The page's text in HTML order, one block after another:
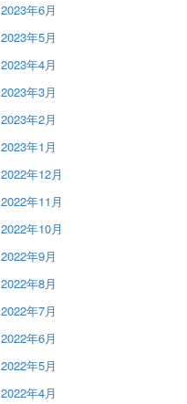
2023年6月
2023年5月
2023年4月
2023年3月
2023年2月
2023年1月
2022年12月
2022年11月
2022年10月
2022年9月
2022年8月
2022年7月
2022年6月
2022年5月
2022年4月